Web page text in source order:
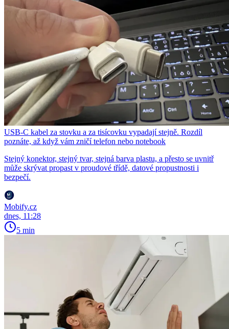
USB-C kabel za stovku a za tisícovku vypadají stejně. Rozdíl
poznáte, až když vám zničí telefon nebo notebook
Stejný konektor, stejný tvar, stejná barva plastu, a přesto se uvnitř
může skrývat propast v proudové třídě, datové propustnosti i
bezpečí.
Mobify.cz
dnes, 11:28
5 min